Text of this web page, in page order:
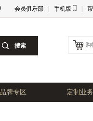
会员俱乐部 手机版
购
品牌专区 定制业务